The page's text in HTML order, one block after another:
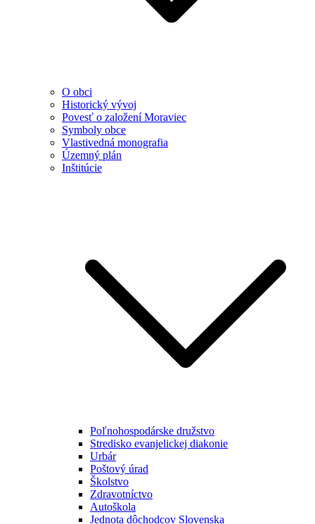
O obci
Historický vývoj
Povesť o založení Moraviec
Symboly obce
Vlastivedná monografia
Územný plán
Inštitúcie
Poľnohospodárske družstvo
Stredisko evanjelickej diakonie
Urbár
Poštový úrad
Školstvo
Zdravotníctvo
Autoškola
Jednota dôchodcov Slovenska